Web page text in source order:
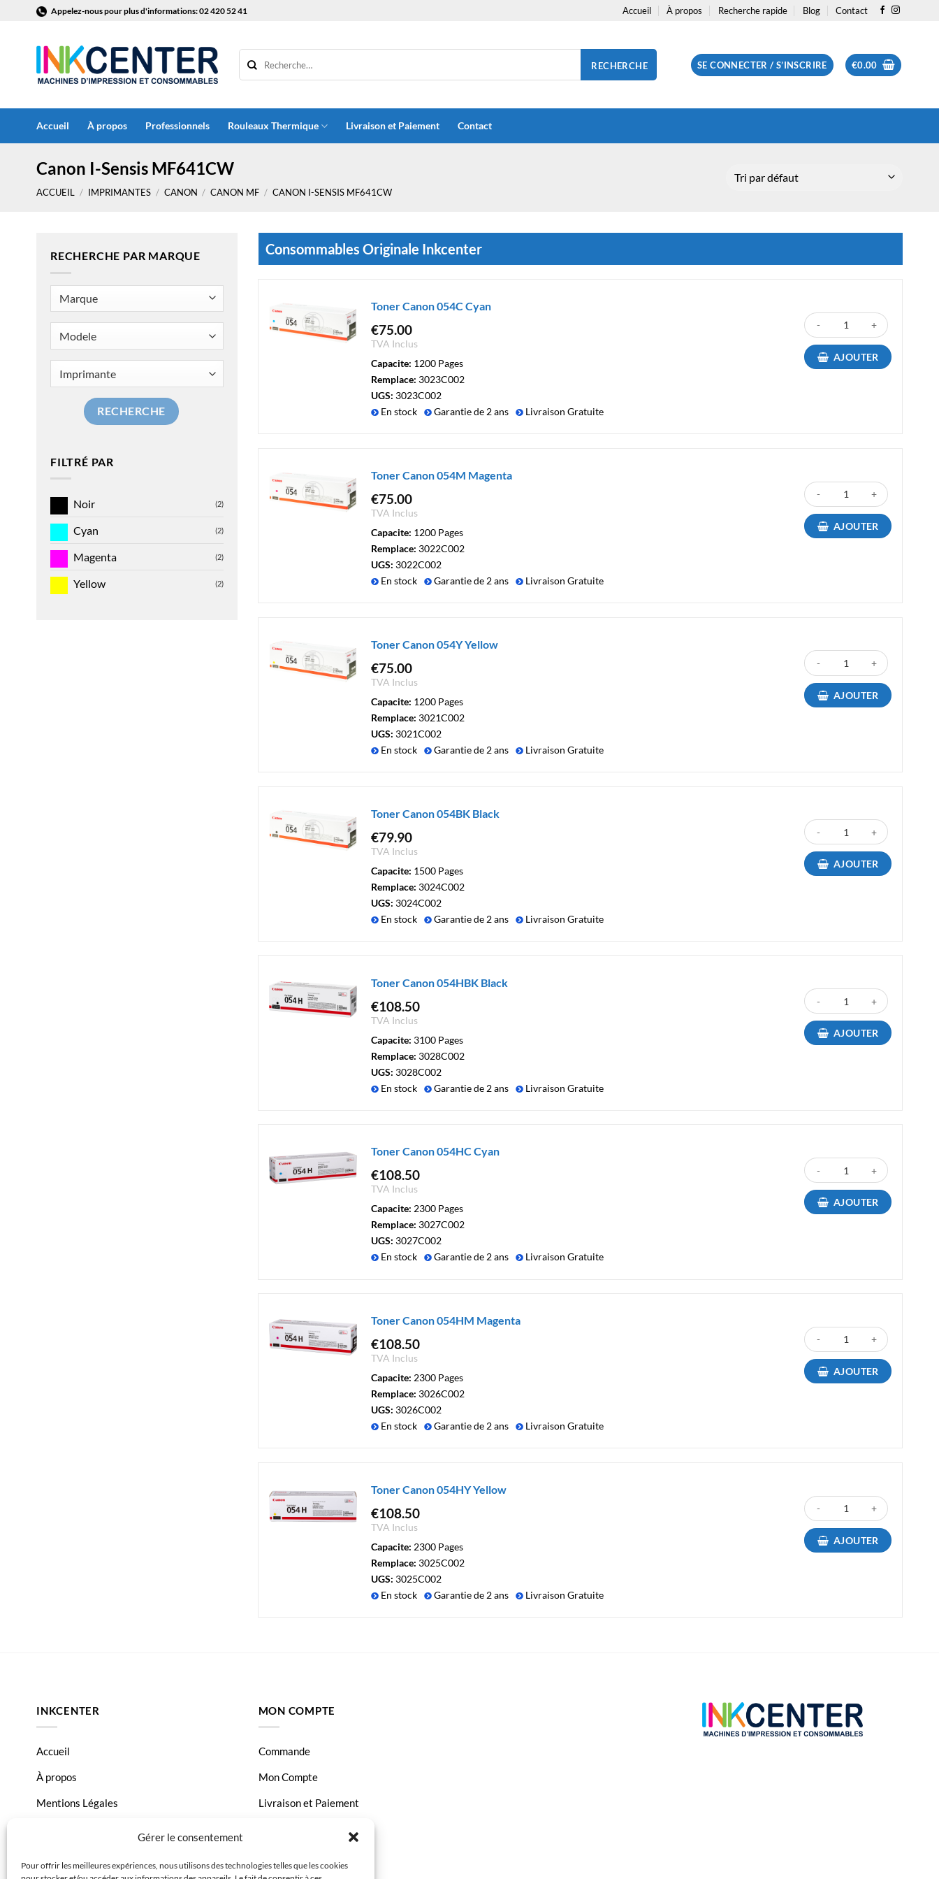
Gérer le consentement
Pour offrir les meilleures expériences, nous utilisons des technologies telles que les cookies
contenu
Appelez-nous pour plus d'informations: 02 420 52 41 Accueil À propos Recherche rapide Blog Contact
RECHERCHE SE CONNECTER / S’INSCRIRE €0.00
Accueil À propos Professionnels Rouleaux Thermique Livraison et Paiement Contact
Canon I-Sensis MF641CW
ACCUEIL / IMPRIMANTES / CANON / CANON MF / CANON I-SENSIS MF641CW
RECHERCHE PAR MARQUE
RECHERCHE
FILTRÉ PAR
Noir (2)
Cyan (2)
Magenta (2)
Yellow (2)
Consommables Originale Inkcenter
Toner Canon 054C Cyan
€75.00
TVA Inclus
quantité de Toner Canon 054C
AJOUTER
Capacite: 1200 Pages
Remplace: 3023C002
UGS: 3023C002
En stock
Garantie de 2 ans Livraison Gratuite
Toner Canon 054M Magenta
€75.00
TVA Inclus
quantité de Toner Canon 054M
AJOUTER
Capacite: 1200 Pages
Remplace: 3022C002
UGS: 3022C002
En stock
Garantie de 2 ans Livraison Gratuite
Toner Canon 054Y Yellow
€75.00
TVA Inclus
quantité de Toner Canon 054Y
AJOUTER
Capacite: 1200 Pages
Remplace: 3021C002
UGS: 3021C002
En stock
Garantie de 2 ans Livraison Gratuite
Toner Canon 054BK Black
€79.90
TVA Inclus
quantité de Toner Canon 054BK
AJOUTER
Capacite: 1500 Pages
Remplace: 3024C002
UGS: 3024C002
En stock
Garantie de 2 ans Livraison Gratuite
Toner Canon 054HBK Black
€108.50
TVA Inclus
quantité de Toner Canon
AJOUTER
Capacite: 3100 Pages
Remplace: 3028C002
UGS: 3028C002
En stock
Garantie de 2 ans Livraison Gratuite
Toner Canon 054HC Cyan
€108.50
TVA Inclus
quantité de Toner Canon 054HC
AJOUTER
Capacite: 2300 Pages
Remplace: 3027C002
UGS: 3027C002
En stock
Garantie de 2 ans Livraison Gratuite
Toner Canon 054HM Magenta
€108.50
TVA Inclus
quantité de Toner Canon
AJOUTER
Capacite: 2300 Pages
Remplace: 3026C002
UGS: 3026C002
En stock
Garantie de 2 ans Livraison Gratuite
Toner Canon 054HY Yellow
€108.50
TVA Inclus
quantité de Toner Canon 054HY
AJOUTER
Capacite: 2300 Pages
Remplace: 3025C002
UGS: 3025C002
En stock
Garantie de 2 ans Livraison Gratuite
INKCENTER
Accueil
À propos
Mentions Légales
MON COMPTE
Commande
Mon Compte
Livraison et Paiement